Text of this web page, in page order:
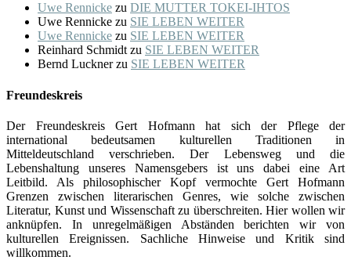
Uwe Rennicke zu DIE MUTTER TOKEI-IHTOS
Uwe Rennicke zu SIE LEBEN WEITER
Uwe Rennicke zu SIE LEBEN WEITER
Reinhard Schmidtzu SIE LEBEN WEITER
Bernd Lucknerzu SIE LEBEN WEITER
Freundeskreis
Der Freundeskreis Gert Hofmann hat sich der Pflege der
international bedeutsamen kulturellen Traditionen in
Mitteldeutschland verschrieben. Der Lebensweg und die
Lebenshaltung unseres Namensgebers ist uns dabei eine Art
Leitbild. Als philosophischer Kopf vermochte Gert Hofmann
Grenzen zwischen literarischen Genres, wie solche zwischen
Literatur, Kunst und Wissenschaft zu überschreiten. Hier wollen wir
anknüpfen. In unregelmäßigen Abständen berichten wir von
kulturellen Ereignissen. Sachliche Hinweise und Kritik sind
willkommen.